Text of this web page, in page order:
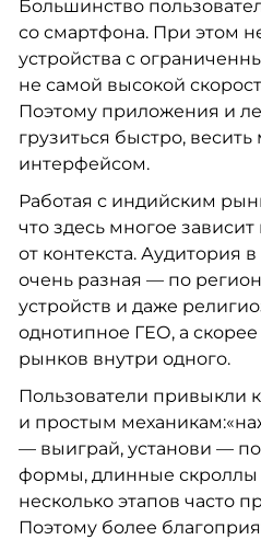
Большинство
со смартфона. При этом
устройства с
не самой высокой
Поэтому приложения и
грузиться быстро,
интерфейсом.
Работая с индийским
что здесь многое
от контекста. Аудитория
очень разная — по
устройств и даже
однотипное ГЕО, а
рынков внутри одного.
Пользователи привыкли
и простым
— выиграй, установи —
формы, длинные скроллы
несколько этапов часто
Поэтому более